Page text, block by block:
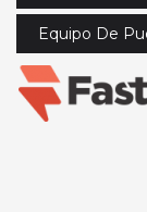
Equipo De